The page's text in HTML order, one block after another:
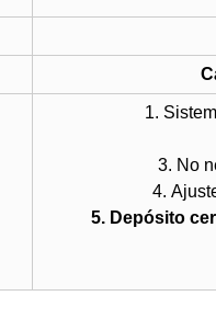
1.
3. No
4.
5. Depósito